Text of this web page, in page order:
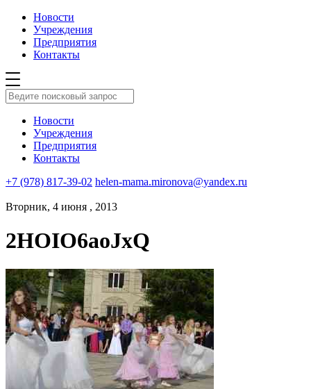
Новости
Учреждения
Предприятия
Контакты
Новости
Учреждения
Предприятия
Контакты
+7 (978) 817-39-02 helen-mama.mironova@yandex.ru
Вторник, 4 июня , 2013
2HOIO6aoJxQ